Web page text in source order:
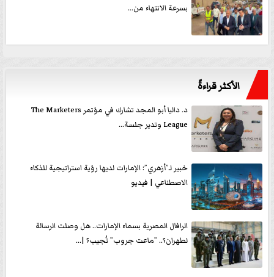
بسرعة الانتهاء من...
الأكثر قراءةً
د. داليا أبو المجد تشارك في مؤتمر The Marketers
League وتدير جلسة...
خبير لـ”أزهري”: الإمارات لديها رؤية استراتيجية للذكاء
الاصطناعي | فيديو
الرافال المصرية بسماء الإمارات.. هل وصلت الرسالة
لطهران؟.. ”ماعت جروب” تُجيب؟ |...